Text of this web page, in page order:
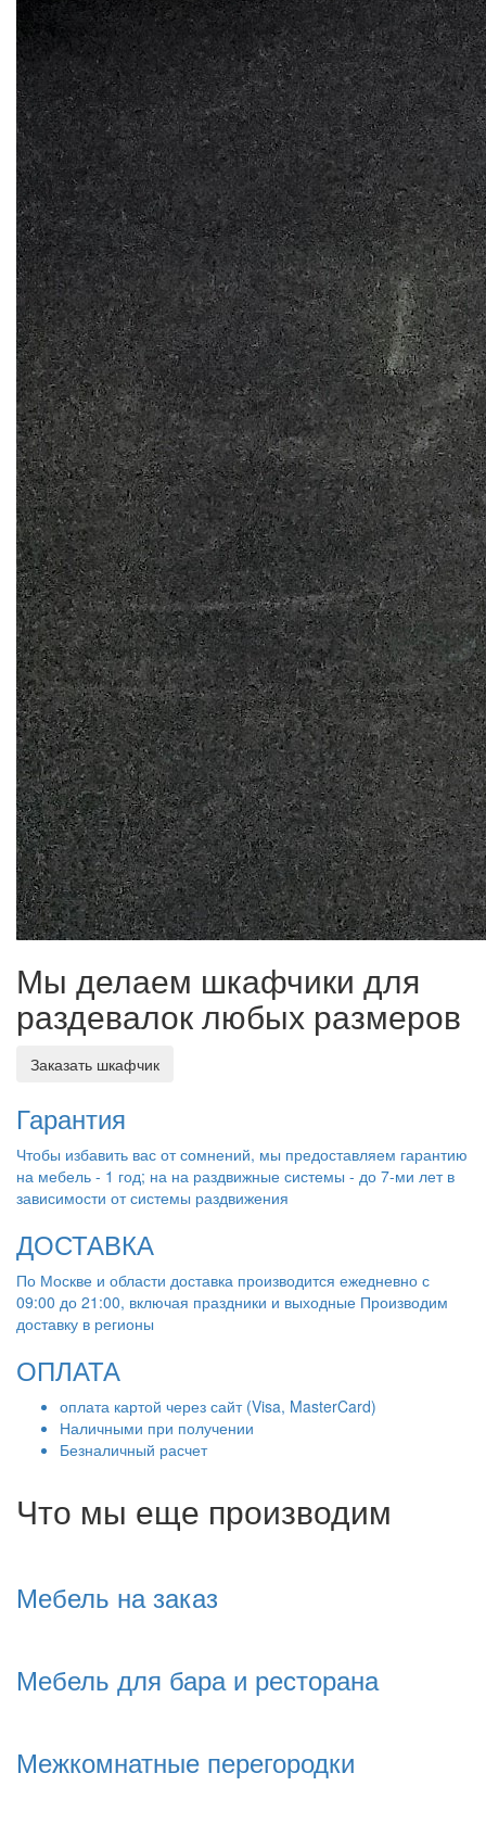
Мы делаем шкафчики для
раздевалок любых размеров
Заказать шкафчик
Гарантия
Чтобы избавить вас от сомнений, мы предоставляем гарантию
на мебель - 1 год; на на раздвижные системы - до 7-ми лет в
зависимости от системы раздвижения
ДОСТАВКА
По Москве и области доставка производится ежедневно с
09:00 до 21:00, включая праздники и выходные Производим
доставку в регионы
ОПЛАТА
оплата картой через сайт (Visa, MasterCard)
Наличными при получении
Безналичный расчет
Что мы еще производим
Мебель на заказ
Мебель для бара и ресторана
Межкомнатные перегородки